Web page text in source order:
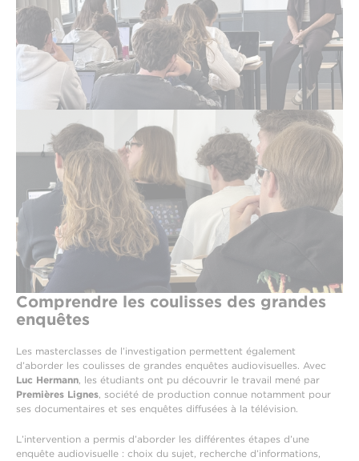
Comprendre les coulisses des grandes
enquêtes
Les masterclasses de l’investigation permettent également
d’aborder les coulisses de grandes enquêtes audiovisuelles. Avec
Luc Hermann, les étudiants ont pu découvrir le travail mené par
Premières Lignes, société de production connue notamment pour
ses documentaires et ses enquêtes diffusées à la télévision.
L’intervention a permis d’aborder les différentes étapes d’une
enquête audiovisuelle : choix du sujet, recherche d’informations,